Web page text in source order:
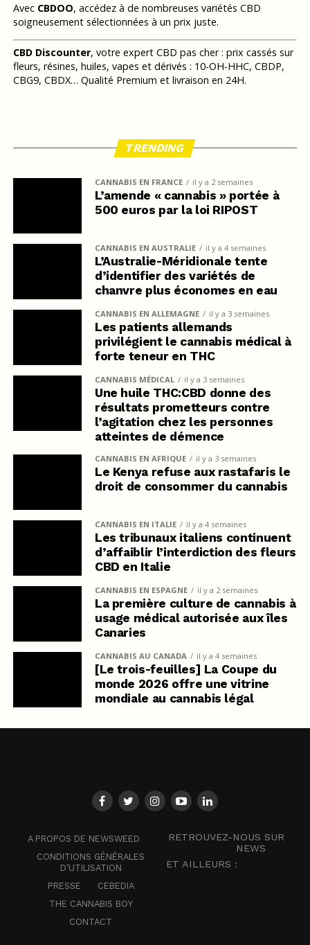
Avec CBDOO, accédez à de nombreuses variétés CBD
soigneusement sélectionnées à un prix juste.
CBD Discounter, votre expert CBD pas cher : prix cassés sur
fleurs, résines, huiles, vapes et dérivés : 10-OH-HHC, CBDP,
CBG9, CBDX… Qualité Premium et livraison en 24H.
TRENDING
CANNABIS EN FRANCE il y a 2 semaines
L’amende « cannabis » portée à
500 euros par la loi RIPOST
CANNABIS EN AUSTRALIE il y a 4 semaines
L’Australie-Méridionale tente
d’identifier des variétés de
chanvre plus économes en eau
CANNABIS EN ALLEMAGNE il y a 3 semaines
Les patients allemands
privilégient le cannabis médical à
forte teneur en THC
CANNABIS MÉDICAL il y a 3 semaines
Une huile THC:CBD donne des
résultats prometteurs contre
l’agitation chez les personnes
atteintes de démence
CANNABIS EN AFRIQUE il y a 3 semaines
Le Kenya refuse aux rastafaris le
droit de consommer du cannabis
CANNABIS EN ITALIE il y a 4 semaines
Les tribunaux italiens continuent
d’affaiblir l’interdiction des fleurs
CBD en Italie
CANNABIS EN ESPAGNE il y a 2 semaines
La première culture de cannabis à
usage médical autorisée aux îles
Canaries
CANNABIS AU CANADA il y a 4 semaines
[Le trois-feuilles] La Coupe du
monde 2026 offre une vitrine
mondiale au cannabis légal
A PROPOS DE NEWSWEED
CONDITIONS GÉNÉRALES
D’UTILISATION
PRESSE
CEBEDIA
THE CANNABIS BOY
CONTACT
RETROUVEZ-NOUS SUR
NEWS
ET AILLEURS :